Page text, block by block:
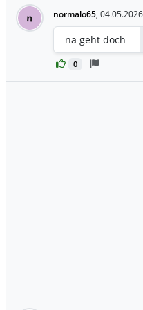
n normalo65,
0
na geht doch